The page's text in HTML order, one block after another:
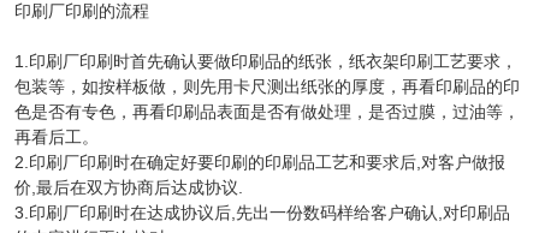
印刷厂印刷的流程
1.印刷厂印刷时首先确认要做印刷品的纸张，纸衣架印刷工艺要求，
包装等，如按样板做，则先用卡尺测出纸张的厚度，再看印刷品的印
色是否有专色，再看印刷品表面是否有做处理，是否过膜，过油等，
再看后工。
2.印刷厂印刷时在确定好要印刷的印刷品工艺和要求后,对客户做报
价,最后在双方协商后达成协议.
3.印刷厂印刷时在达成协议后,先出一份数码样给客户确认,对印刷品